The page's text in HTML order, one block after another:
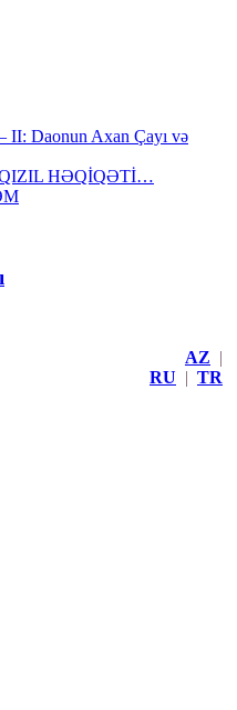
II: Daonun Axan Çayı və
HƏQİQƏTİ…
AZ |
RU | TR